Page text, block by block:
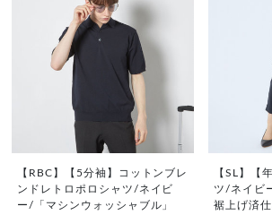
【RBC】【5分袖】コットンブレ
ンドレトロポロシャツ/ネイビ
ー/「マシンウォッシャブル」
【SL】【
ツ/ネイビ
裾上げ済